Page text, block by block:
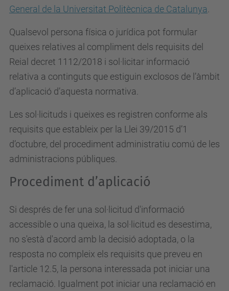
General de la Universitat Politècnica de Catalunya
Qualsevol persona física o jurídica pot formular
queixes relatives al compliment dels requisits del
Reial decret 1112/2018 i sol·licitar informació
relativa a continguts que estiguin exclosos de l’àmbit
d’aplicació d’aquesta normativa.
Les sol·licituds i queixes es registren conforme als
requisits que estableix per la Llei 39/2015 d’1
d’octubre, del procediment administratiu comú de les
administracions públiques.
Procediment d’aplicació
Si després de fer una sol·licitud d'informació
accessible o una queixa, la sol·licitud es desestima,
no s'està d'acord amb la decisió adoptada, o la
resposta no compleix els requisits que preveu en
l'article 12.5, la persona interessada pot iniciar una
reclamació. Igualment pot iniciar una reclamació en